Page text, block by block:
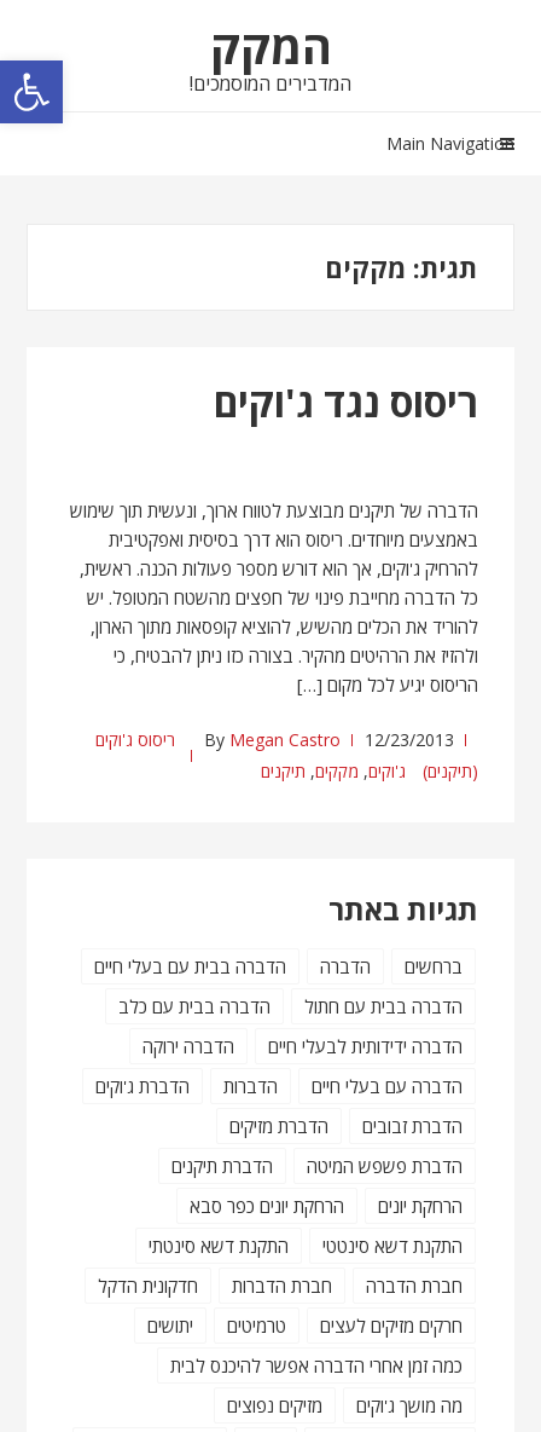
פתח סרגל נגישות המקק
המדבירים המוסמכים!
Main Navigation
תגית: מקקים
ריסוס נגד ג'וקים
הדברה של תיקנים מבוצעת לטווח ארוך, ונעשית תוך שימוש
באמצעים מיוחדים. ריסוס הוא דרך בסיסית ואפקטיבית
להרחיק ג'וקים, אך הוא דורש מספר פעולות הכנה. ראשית,
כל הדברה מחייבת פינוי של חפצים מהשטח המטופל. יש
להוריד את הכלים מהשיש, להוציא קופסאות מתוך הארון,
ולהזיז את הרהיטים מהקיר. בצורה כזו ניתן להבטיח, כי
הריסוס יגיע לכל מקום […]
12/23/2013
By Megan Castro
ריסוס ג'וקים
(תיקנים)
ג'וקים, מקקים, תיקנים
תגיות באתר
ברחשים הדברה
הדברה בבית עם בעלי חיים
הדברה בבית עם חתול
הדברה בבית עם כלב
הדברה ידידותית לבעלי חיים
הדברה ירוקה
הדברה עם בעלי חיים
הדברות
הדברת ג'וקים
הדברת זבובים
הדברת מזיקים
הדברת פשפש המיטה
הדברת תיקנים
הרחקת יונים
הרחקת יונים כפר סבא
התקנת דשא סינטטי
התקנת דשא סינטתי
חברת הדברה
חברת הדברות
חדקונית הדקל
חרקים מזיקים לעצים
טרמיטים
יתושים
כמה זמן אחרי הדברה אפשר להיכנס לבית
מה מושך ג'וקים
מזיקים נפוצים